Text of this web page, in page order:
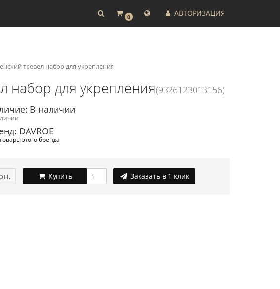
0 АВТОРИЗАЦИЯ
тревел набор для укрепления
набор для укрепления(9326123013156)
В наличии
DAVROE
этого бренда
Купить Заказать в 1 клик